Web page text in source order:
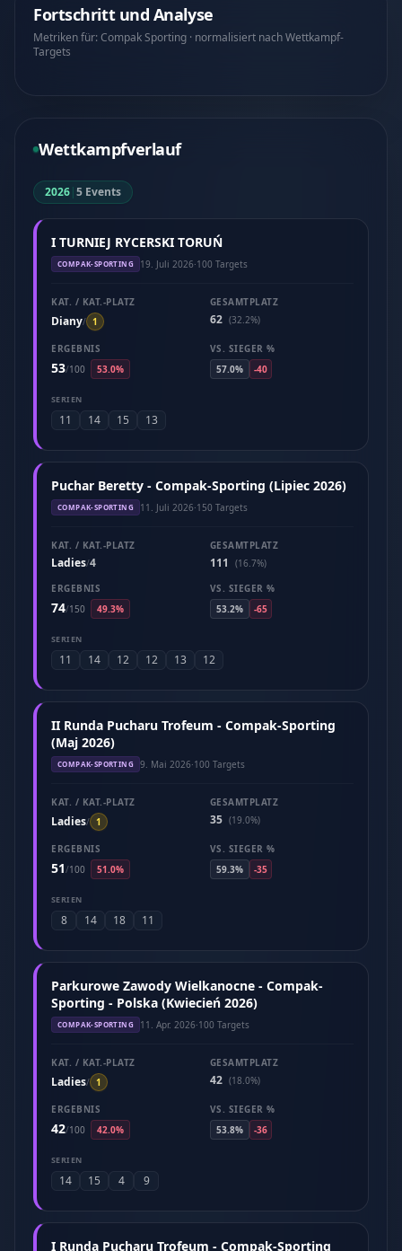
Fortschritt und Analyse
Metriken für: Compak Sporting · normalisiert nach Wettkampf-
Targets
Wettkampfverlauf
2026|5 Events
I TURNIEJ RYCERSKI TORUŃ
COMPAK-SPORTING 19. Juli 2026·100 Targets
KAT. / KAT.-PLATZ
Diany/ 1
GESAMTPLATZ
62 (32.2%)
ERGEBNIS
53/100 53.0%
VS. SIEGER %
57.0%
-40
SERIEN
11 14 15 13
Puchar Beretty - Compak-Sporting (Lipiec 2026)
COMPAK-SPORTING 11. Juli 2026·150 Targets
KAT. / KAT.-PLATZ
Ladies/4
GESAMTPLATZ
111
(16.7%)
ERGEBNIS
74/150 49.3%
VS. SIEGER %
53.2%
-65
SERIEN
11 14 12 12 13 12
II Runda Pucharu Trofeum - Compak-Sporting
(Maj 2026)
COMPAK-SPORTING 9. Mai 2026·100 Targets
KAT. / KAT.-PLATZ
Ladies/ 1
GESAMTPLATZ
35 (19.0%)
ERGEBNIS
51/100 51.0%
VS. SIEGER %
59.3%
-35
SERIEN
8 14 18 11
Parkurowe Zawody Wielkanocne - Compak-
Sporting - Polska (Kwiecień 2026)
COMPAK-SPORTING 11. Apr. 2026·100 Targets
KAT. / KAT.-PLATZ
Ladies/ 1
GESAMTPLATZ
42 (18.0%)
ERGEBNIS
42/100 42.0%
VS. SIEGER %
53.8%
-36
SERIEN
14 15 4 9
I Runda Pucharu Trofeum - Compak-Sporting